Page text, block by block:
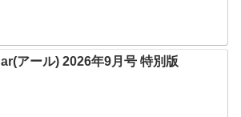
ar(アール) 2026年9月号 特別版